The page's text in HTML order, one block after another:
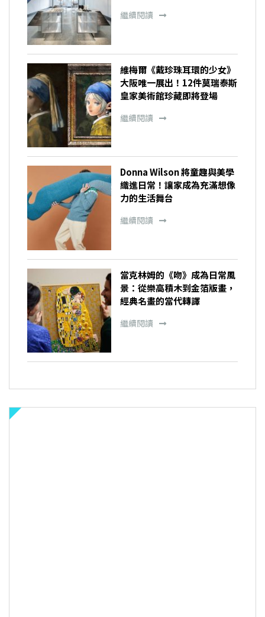
繼續閱讀
維梅爾《戴珍珠耳環的少女》
大阪唯一展出！12件莫瑞泰斯
皇家美術館珍藏即將登場
繼續閱讀
Donna Wilson 將童趣與美學
織進日常！讓家成為充滿想像
力的生活舞台
繼續閱讀
當克林姆的《吻》成為日常風
景：從樂高積木到金箔版畫，
經典名畫的當代轉譯
繼續閱讀